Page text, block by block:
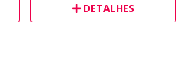
DETALHES